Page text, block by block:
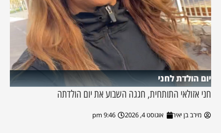
יום הולדת לחני
חני אזולאי התותחית, חגגה השבוע את יום הולדתה
מירב בן יאיר אוגוסט 4, 2026 9:46 pm